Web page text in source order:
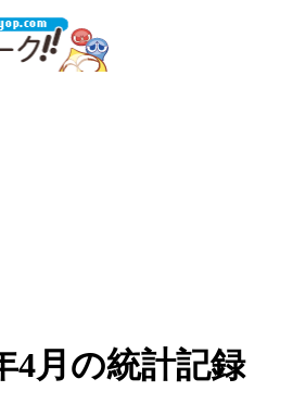
4月の統計記録